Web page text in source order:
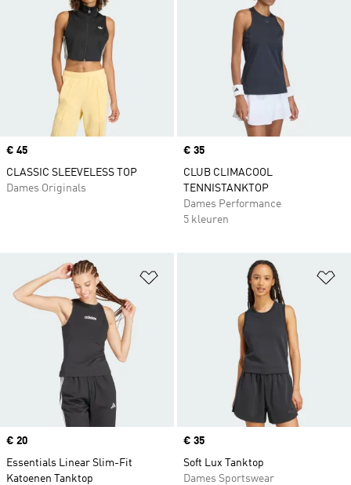
Price
€ 45
CLASSIC SLEEVELESS TOP
Dames Originals
Price
€ 35
CLUB CLIMACOOL
TENNISTANKTOP
Dames Performance
5 kleuren
Op verlanglijst zetten
Price
€ 20
Essentials Linear Slim-Fit
Katoenen Tanktop
Price
€ 35
Soft Lux Tanktop
Dames Sportswear